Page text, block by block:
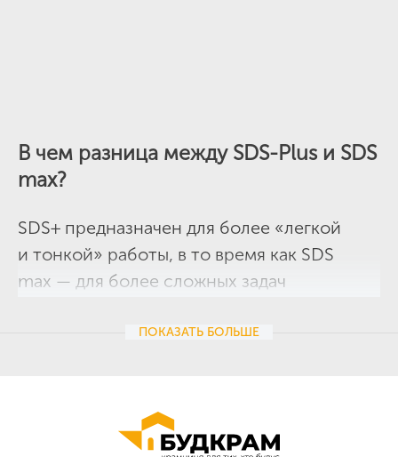
В чем разница между SDS-Plus и SDS
max?
SDS+ предназначен для более «легкой
и тонкой» работы, в то время как SDS
max — для более сложных задач
соответствуют не только диаметры буров,
и SDS max имеют разницу в диаметре,
количестве пазов, их размерах. Сдвиг
ПОКАЗАТЬ БОЛЬШЕ